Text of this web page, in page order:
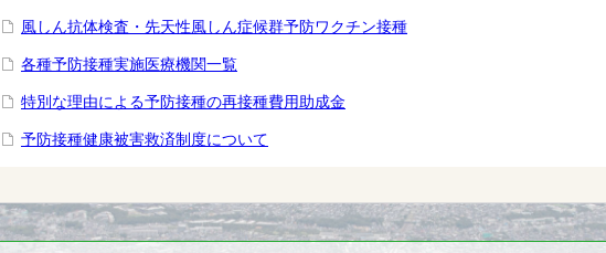
風しん抗体検査・先天性風しん症候群予防ワクチン接種
各種予防接種実施医療機関一覧
特別な理由による予防接種の再接種費用助成金
予防接種健康被害救済制度について